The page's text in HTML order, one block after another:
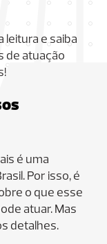
leitura e saiba
de atuação
é uma
Por isso, é
o que esse
atuar. Mas
detalhes.